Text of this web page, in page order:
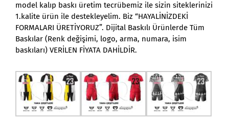
model kalıp baskı üretim tecrübemiz ile sizin siteklerinizi
1.kalite ürün ile destekleyelim. Biz “HAYALİNİZDEKİ
FORMALARI ÜRETİYORUZ”. Dijital Baskılı Ürünlerde Tüm
Baskılar (Renk değişimi, logo, arma, numara, isim
baskıları) VERİLEN FİYATA DAHİLDİR.